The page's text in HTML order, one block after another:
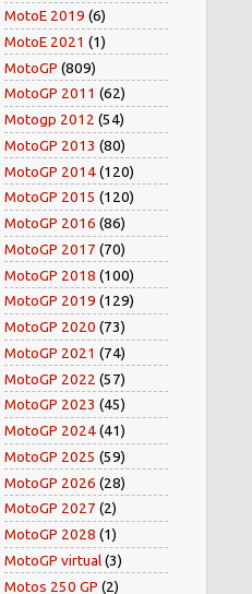
MotoE 2019 (6)
MotoE 2021 (1)
MotoGP (809)
MotoGP 2011 (62)
Motogp 2012 (54)
MotoGP 2013 (80)
MotoGP 2014(120)
MotoGP 2015 (120)
MotoGP 2016 (86)
MotoGP 2017 (70)
MotoGP 2018 (100)
MotoGP 2019 (129)
MotoGP 2020 (73)
MotoGP 2021 (74)
MotoGP 2022 (57)
MotoGP 2023 (45)
MotoGP 2024(41)
MotoGP 2025 (59)
MotoGP 2026 (28)
MotoGP 2027 (2)
MotoGP 2028 (1)
MotoGP virtual(3)
Motos 250 GP (2)